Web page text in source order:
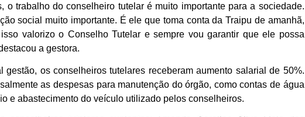
o trabalho do conselheiro tutelar é muito importante para a sociedade.
social muito importante. É ele que toma conta da Traipu de amanhã,
valorizo o Conselho Tutelar e sempre vou garantir que ele possa
a gestora.
gestão, os conselheiros tutelares receberam aumento salarial de 50%.
as despesas para manutenção do órgão, como contas de água
e abastecimento do veículo utilizado pelos conselheiros.